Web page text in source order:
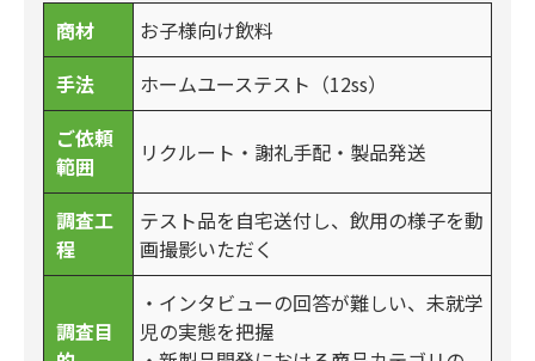
商材
お子様向け飲料
手法
ホームユーステスト（12ss）
ご依頼
範囲
リクルート・謝礼手配・製品発送
調査工
程
テスト品を自宅送付し、飲用の様子を動
画撮影いただく
調査目
・インタビューの回答が難しい、未就学
児の実態を把握